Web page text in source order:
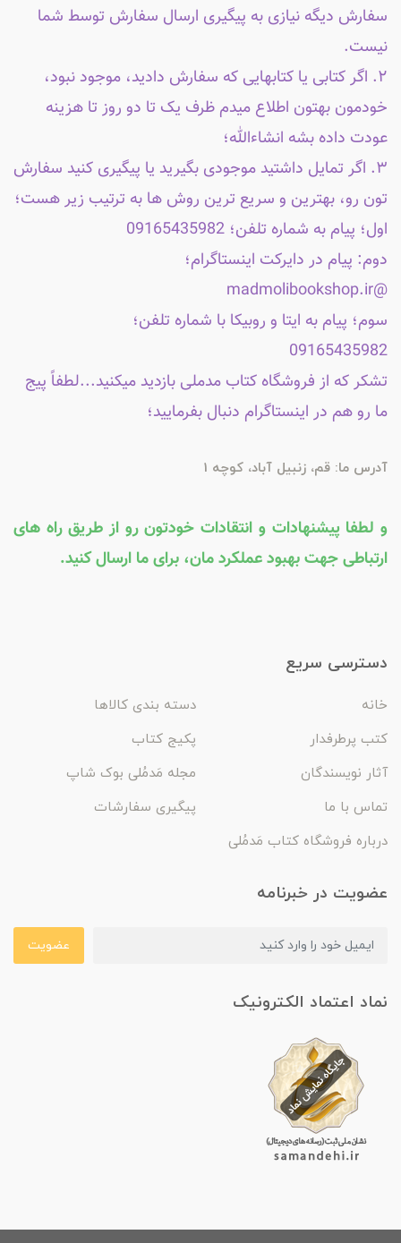
سفارش دیگه نیازی به پیگیری ارسال سفارش توسط شما
نیست.
۲. اگر کتابی یا کتابهایی که سفارش دادید، موجود نبود،
خودمون بهتون اطلاع میدم ظرف یک تا دو روز تا هزینه
عودت داده بشه انشاءالله؛
۳. اگر تمایل داشتید موجودی بگیرید یا پیگیری کنید سفارش
تون رو، بهترین و سریع ترین روش ها به ترتیب زیر هست؛
اول؛ پیام به شماره تلفن؛ 09165435982
دوم: پیام در دایرکت اینستاگرام؛
@madmolibookshop.ir
سوم؛ پیام به ایتا و روبیکا با شماره تلفن؛
09165435982
تشکر که از فروشگاه کتاب مدملی بازدید میکنید...لطفاً پیج
ما رو هم در اینستاگرام دنبال بفرمایید؛
آدرس ما: قم، زنبیل آباد، کوچه 1
و لطفا پیشنهادات و انتقادات خودتون رو از طریق راه های
ارتباطی جهت بهبود عملکرد مان، برای ما ارسال کنید.
دسترسی سریع
خانه
دسته بندی کالاها
کتب پرطرفدار
پکیج کتاب
آثار نویسندگان
مجله مَدمُلی بوک شاپ
تماس با ما
پیگیری سفارشات
درباره فروشگاه کتاب مَدمُلی
عضویت در خبرنامه
عضویت
نماد اعتماد الکترونیک